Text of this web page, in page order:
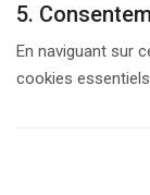
5.
En naviguant sur
cookies